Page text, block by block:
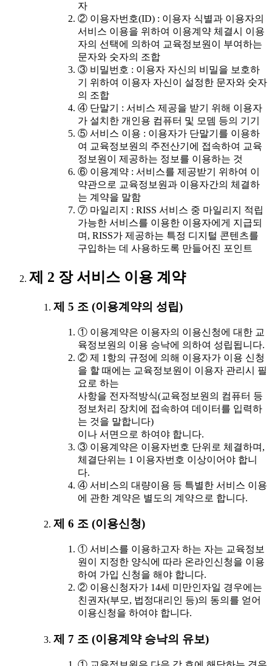
자
② 이용자번호(ID) : 이용자 식별과 이용자의
서비스 이용을 위하여 이용계약 체결시 이용
자의 선택에 의하여 교육정보원이 부여하는
문자와 숫자의 조합
③ 비밀번호 : 이용자 자신의 비밀을 보호하
기 위하여 이용자 자신이 설정한 문자와 숫자
의 조합
④ 단말기 : 서비스 제공을 받기 위해 이용자
가 설치한 개인용 컴퓨터 및 모뎀 등의 기기
⑤ 서비스 이용 : 이용자가 단말기를 이용하
여 교육정보원의 주전산기에 접속하여 교육
정보원이 제공하는 정보를 이용하는 것
⑥ 이용계약 : 서비스를 제공받기 위하여 이
약관으로 교육정보원과 이용자간의 체결하
는 계약을 말함
⑦ 마일리지 : RISS 서비스 중 마일리지 적립
가능한 서비스를 이용한 이용자에게 지급되
며, RISS가 제공하는 특정 디지털 콘텐츠를
구입하는 데 사용하도록 만들어진 포인트
제 2 장 서비스 이용 계약
제 5 조 (이용계약의 성립)
① 이용계약은 이용자의 이용신청에 대한 교
육정보원의 이용 승낙에 의하여 성립됩니다.
② 제 1항의 규정에 의해 이용자가 이용 신청
을 할 때에는 교육정보원이 이용자 관리시 필
요로 하는
사항을 전자적방식(교육정보원의 컴퓨터 등
정보처리 장치에 접속하여 데이터를 입력하
는 것을 말합니다)
이나 서면으로 하여야 합니다.
③ 이용계약은 이용자번호 단위로 체결하며,
체결단위는 1 이용자번호 이상이어야 합니
다.
④ 서비스의 대량이용 등 특별한 서비스 이용
에 관한 계약은 별도의 계약으로 합니다.
제 6 조 (이용신청)
① 서비스를 이용하고자 하는 자는 교육정보
원이 지정한 양식에 따라 온라인신청을 이용
하여 가입 신청을 해야 합니다.
② 이용신청자가 14세 미만인자일 경우에는
친권자(부모, 법정대리인 등)의 동의를 얻어
이용신청을 하여야 합니다.
제 7 조 (이용계약 승낙의 유보)